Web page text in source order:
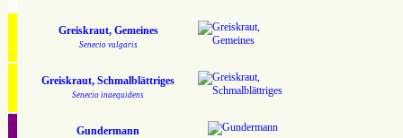
Greiskraut, Gemeines
Senecio vulgaris
Greiskraut, Schmalblättriges
Senecio inaequidens
Gundermann